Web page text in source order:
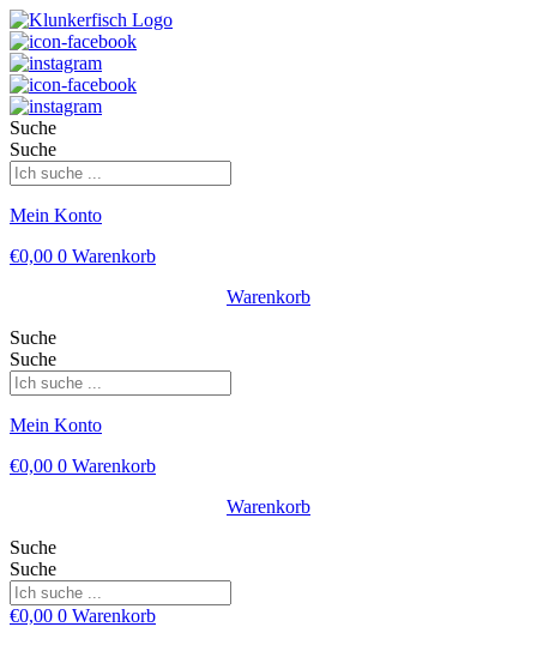
Suche
Suche
Mein Konto
€0,00 0 Warenkorb
Warenkorb
Suche
Suche
Mein Konto
€0,00 0 Warenkorb
Warenkorb
Suche
Suche
€0,00 0 Warenkorb